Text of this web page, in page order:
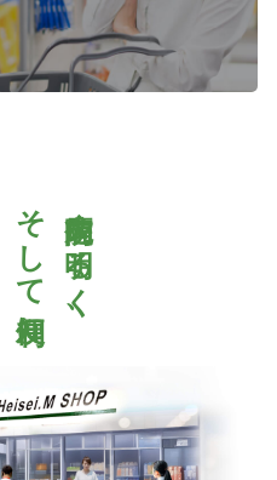
病院内を明るく、
そして便利に。